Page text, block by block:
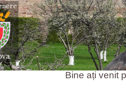
Bine ați venit pe site-ul